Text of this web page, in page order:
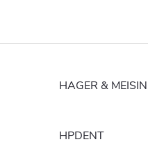
HAGER &
HPDENT